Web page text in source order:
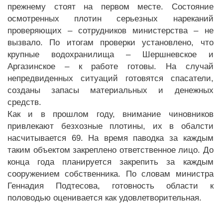
прежнему стоят на первом месте. Состояние
осмотренных плотин серьезных нареканий
проверяющих – сотрудников министерства – не
вызвало. По итогам проверки установлено, что
крупные водохранилища – Шершневское и
Аргазинское – к работе готовы. На случай
непредвиденных ситуаций готовятся спасатели,
созданы запасы материальных и денежных
средств.
Как и в прошлом году, внимание чиновников
привлекают безхозные плотины, их в обалсти
насчитывается 69. На время паводка за каждым
таким объектом закреплено ответственное лицо. До
конца года планируется закрепить за каждым
сооружением собственника. По словам министра
Геннадия Подтесова, готовность области к
половодью оценивается как удовлетворительная.